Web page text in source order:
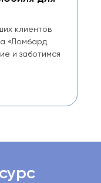
клиентов
«Ломбард
и заботимся